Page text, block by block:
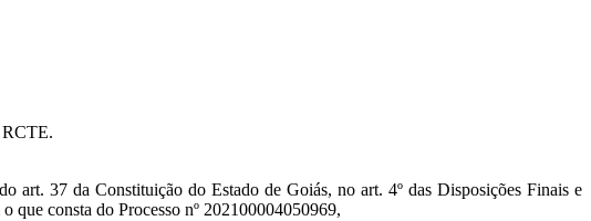
RCTE.
art. 37 da Constituição do Estado de Goiás, no art. 4º das Disposições Finais e
que consta do Processo nº 202100004050969,